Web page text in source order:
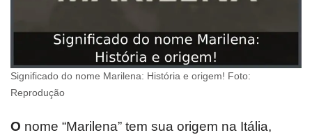
Significado do nome Marilena: História e origem! Foto:
Reprodução
O nome “Marilena” tem sua origem na Itália,